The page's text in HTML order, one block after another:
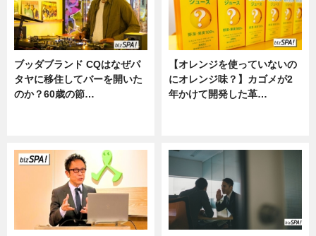
ブッダブランド CQはなぜパ
タヤに移住してバーを開いた
のか？60歳の節…
【オレンジを使っていないの
にオレンジ味？】カゴメが2
年かけて開発した革…